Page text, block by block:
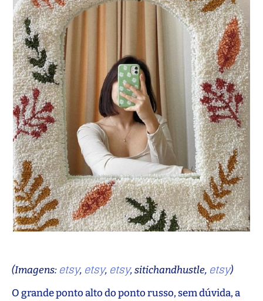
(Imagens: etsy, etsy, etsy, sitichandhustle, etsy)
O grande ponto alto do ponto russo, sem dúvida, a